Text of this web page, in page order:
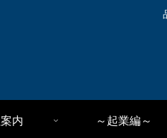
内 ～起業編～